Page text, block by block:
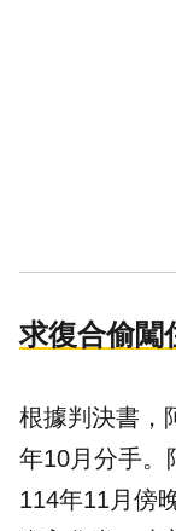
求復合偷闖
根據判決書，
年10月 分手。
114年11月傍